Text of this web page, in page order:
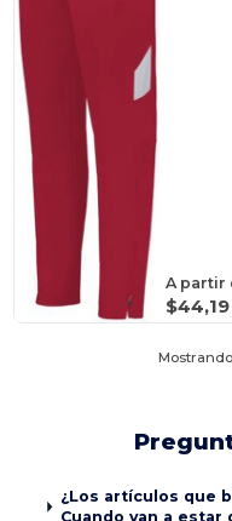
A partir
$44,19
¿Los artículos que
Cuando van a